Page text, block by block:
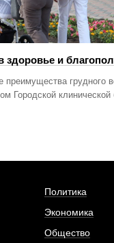
здоровье и
преимущества грудного
Городской
Политика
Экономика
Общество